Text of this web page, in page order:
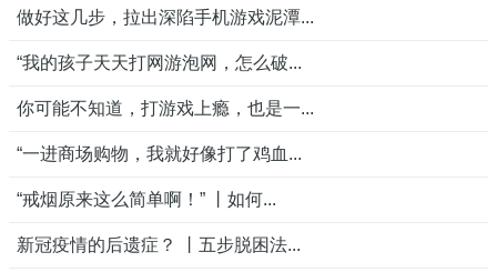
做好这几步，拉出深陷手机游戏泥潭...
“我的孩子天天打网游泡网，怎么破...
你可能不知道，打游戏上瘾，也是一...
“一进商场购物，我就好像打了鸡血...
“戒烟原来这么简单啊！” 丨如何...
新冠疫情的后遗症？ 丨五步脱困法...